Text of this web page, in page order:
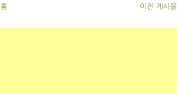
이전 게시물
홈